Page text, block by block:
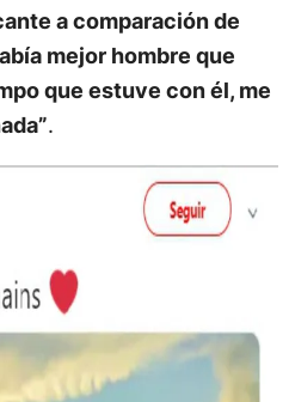
a comparación de
mejor hombre que
que estuve con él, me
.